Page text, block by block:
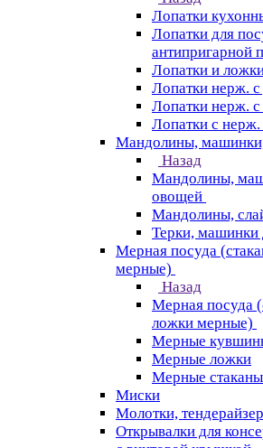
Лопатки
Лопатки для
антипригарной
Лопатки и
Лопатки нерж.
Лопатки нерж. с
Лопатки с
Мандолины,
Назад
Мандолины,
овощей
Мандолины,
Терки, машинки
Мерная посуда
мерные)
Назад
Мерная посуда
ложки мерные)
Мерные
Мерные ложки
Мерные
Миски
Молотки,
Открывалки для